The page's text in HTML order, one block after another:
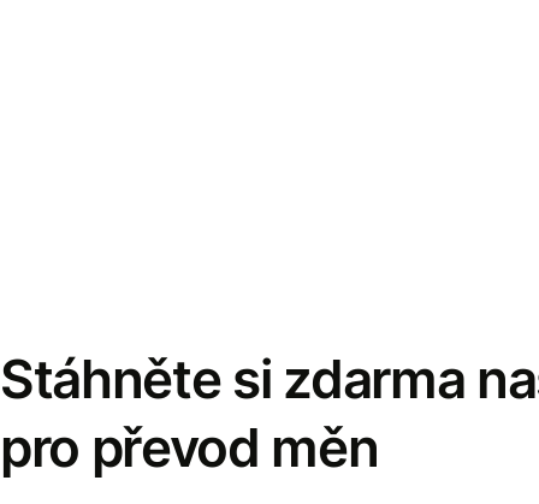
Stáhněte si zdarma
pro převod měn